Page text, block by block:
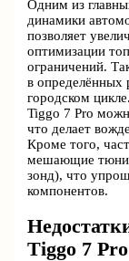
Одним из
динамики
позволяет
оптимизации
ограничений.
в определённых
городском
Tiggo 7 Pro
что делает
Кроме того,
мешающие
зонд), что
компонентов.
Tiggo 7 Pro